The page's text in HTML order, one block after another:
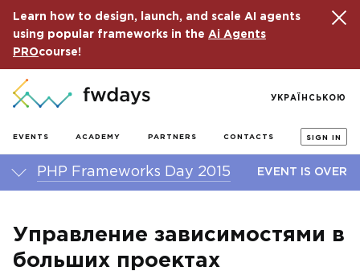
Learn how to design, launch, and scale AI agents
using popular frameworks in the Ai Agents
PROcourse!
EVENTS ACADEMY PARTNERS CONTACTS SIGN IN
УКРАЇНСЬКОЮ
PHP Frameworks Day 2015 EVENT IS OVER
Управление зависимостями в
больших проектах